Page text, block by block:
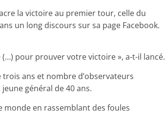
la victoire au premier tour, celle du
un long discours sur sa page Facebook.
pour prouver votre victoire », a-t-il lancé.
ans et nombre d’observateurs
général de 40 ans.
monde en rassemblant des foules